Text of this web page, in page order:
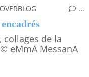
…
collages de la
eMmA MessanA